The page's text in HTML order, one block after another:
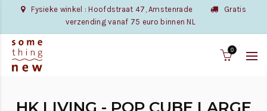
Fysieke winkel : Hoofdstraat 47, Amstenrade
Gratis
verzending vanaf 75 euro binnen NL
0